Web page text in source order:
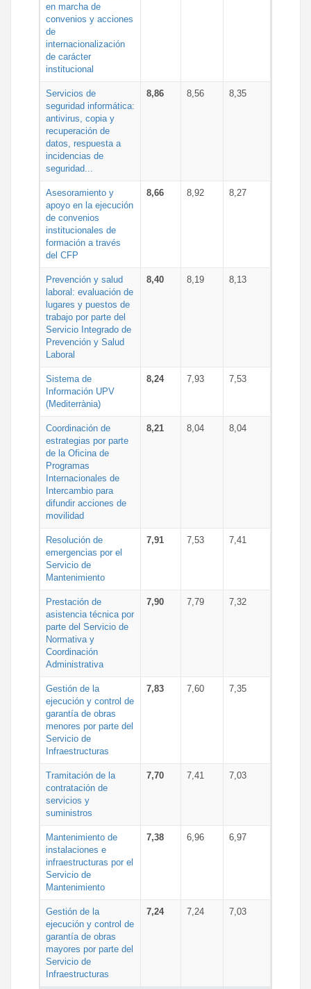
en marcha de
convenios y acciones
de
internacionalización
de carácter
institucional
Servicios de
seguridad informática:
antivirus, copia y
recuperación de
datos, respuesta a
incidencias de
seguridad...
8,86 8,56 8,35
Asesoramiento y
apoyo en la ejecución
de convenios
institucionales de
formación a través
del CFP
8,66 8,92 8,27
Prevención y salud
laboral: evaluación de
lugares y puestos de
trabajo por parte del
Servicio Integrado de
Prevención y Salud
Laboral
8,40 8,19 8,13
Sistema de
Información UPV
(Mediterrània)
8,24 7,93 7,53
Coordinación de
estrategias por parte
de la Oficina de
Programas
Internacionales de
Intercambio para
difundir acciones de
movilidad
8,21 8,04 8,04
Resolución de
emergencias por el
Servicio de
Mantenimiento
7,91 7,53 7,41
Prestación de
asistencia técnica por
parte del Servicio de
Normativa y
Coordinación
Administrativa
7,90 7,79 7,32
Gestión de la
ejecución y control de
garantía de obras
menores por parte del
Servicio de
Infraestructuras
7,83 7,60 7,35
Tramitación de la
contratación de
servicios y
suministros
7,70 7,41 7,03
Mantenimiento de
instalaciones e
infraestructuras por el
Servicio de
Mantenimiento
7,38 6,96 6,97
Gestión de la
ejecución y control de
garantía de obras
mayores por parte del
Servicio de
Infraestructuras
7,24 7,24 7,03